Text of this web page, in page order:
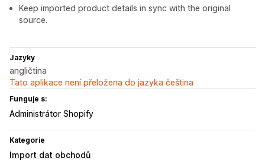
Keep imported product details in sync with the original
source.
Jazyky
angličtina
Tato aplikace není přeložena do jazyka čeština
Funguje s:
Administrátor Shopify
Kategorie
Import dat obchodů